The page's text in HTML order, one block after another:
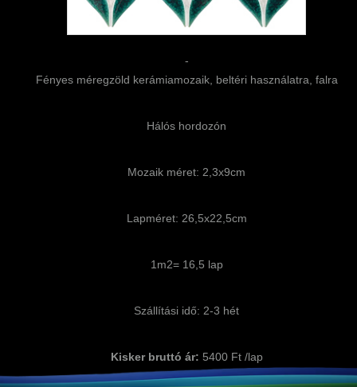
-
Fényes méregzöld kerámiamozaik, beltéri használatra, falra
Hálós hordozón
Mozaik méret: 2,3x9cm
Lapméret: 26,5x22,5cm
1m2= 16,5 lap
Szállítási idő: 2-3 hét
Kisker bruttó ár: 5400 Ft /lap